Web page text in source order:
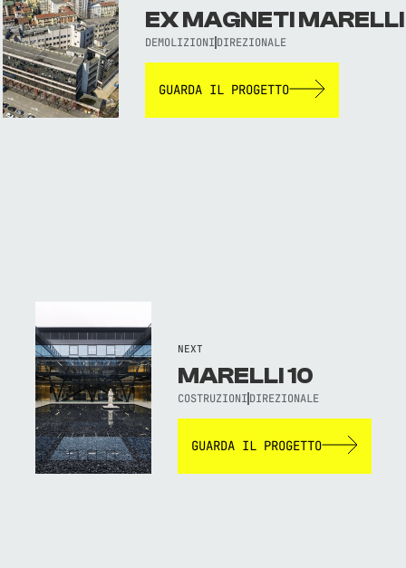
EX MAGNETI MARELLI
DEMOLIZIONI DIREZIONALE
GUARDA IL PROGETTO
NEXT
MARELLI 10
COSTRUZIONI DIREZIONALE
GUARDA IL PROGETTO